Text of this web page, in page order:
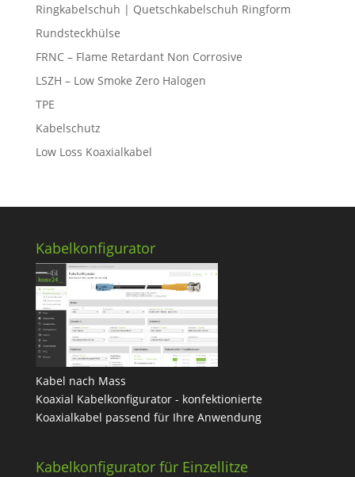
Ringkabelschuh | Quetschkabelschuh Ringform
Rundsteckhülse
FRNC – Flame Retardant Non Corrosive
LSZH – Low Smoke Zero Halogen
TPE
Kabelschutz
Low Loss Koaxialkabel
Kabelkonfigurator
Kabel nach Mass
Koaxial Kabelkonfigurator - konfektionierte
Koaxialkabel passend für Ihre Anwendung
Kabelkonfigurator für Einzellitze